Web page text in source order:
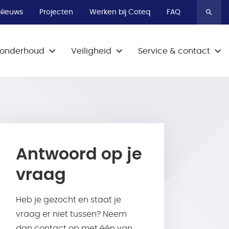
Projecten Werken bij Coteq FAQ
0800-9009
Veiligheid
Bel 0800-9009
Service & contact
Bel 0800-9009
Antwoord op je
vraag
Heb je gezocht en staat je
vraag er niet tussen? Neem